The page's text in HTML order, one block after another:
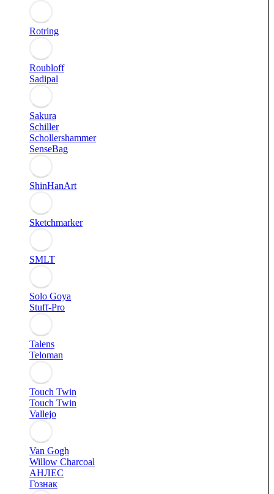
Rotring
Roubloff
Sadipal
Sakura
Schiller
Schollershammer
SenseBag
ShinHanArt
Sketchmarker
SMLT
Solo Goya
Stuff-Pro
Talens
Teloman
Touch Twin
Touch Twin
Vallejo
Van Gogh
Willow Charcoal
АНЛЕС
Гознак